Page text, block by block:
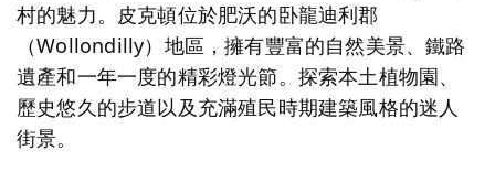
村的魅力。皮克頓位於肥沃的卧龍迪利郡
（Wollondilly）地區，擁有豐富的自然美景、鐵路
遺產和一年一度的精彩燈光節。探索本土植物園、
歷史悠久的步道以及充滿殖民時期建築風格的迷人
街景。